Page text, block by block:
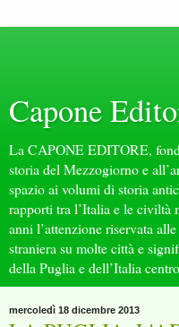
Capone
La CAPONE EDITORE,
storia del Mezzogiorno e
spazio ai volumi di storia
rapporti tra l’Italia e le civiltà
anni l’attenzione riservata
straniera su molte città e
della Puglia e dell’Italia
mercoledì 18 dicembre 2013